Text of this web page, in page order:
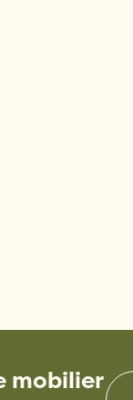
mobilier